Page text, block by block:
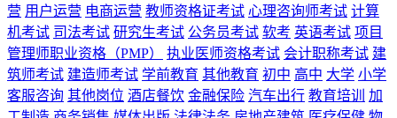
营 用户运营 电商运营 教师资格证考试 心理咨询师考试 计算
机考试 司法考试 研究生考试 公务员考试 软考 英语考试 项目
管理师职业资格（PMP）
执业医师资格考试 会计职称考试 建
筑师考试 建造师考试 学前教育 其他教育 初中 高中 大学 小学
客服咨询 其他岗位 酒店餐饮 金融保险 汽车出行 教育培训
加